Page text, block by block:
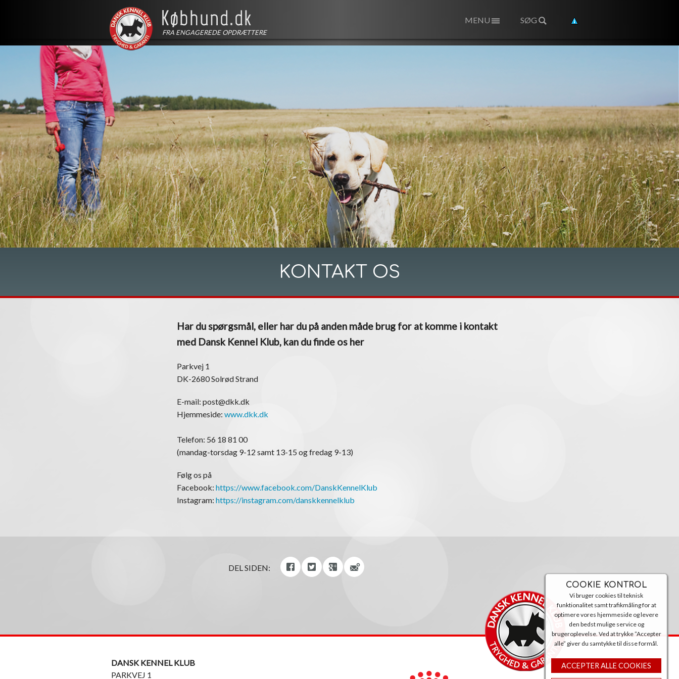
FRA ENGAGEREDE OPDRÆTTERE
SØG
MENU
COOKIE KONTROL
Vi bruger cookies til teknisk
funktionalitet samt trafikmåling for at
optimere vores hjemmeside og levere
den bedst mulige service og
brugeroplevelse. Ved at trykke ”Accepter
alle” giver du samtykke til disse formål.
ACCEPTER ALLE COOKIES
KONTAKT OS
Har du spørgsmål, eller har du på anden måde brug for at komme i kontakt
med Dansk Kennel Klub, kan du finde os her
Parkvej 1
DK-2680 Solrød Strand
E-mail: post@dkk.dk
Hjemmeside: www.dkk.dk
Telefon: 56 18 81 00
(mandag-torsdag 9-12 samt 13-15 og fredag 9-13)
Følg os på
Facebook: https://www.facebook.com/DanskKennelKlub
Instagram: https://instagram.com/danskkennelklub
DEL SIDEN:
DANSK KENNEL KLUB
PARKVEJ 1